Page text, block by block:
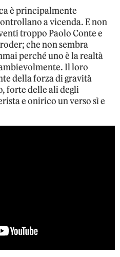
è principalmente
a vicenda. E non
troppo Paolo Conte e
che non sembra
perché uno è la realtà
Il loro
della forza di gravità
forte delle ali degli
e onirico un verso sì e